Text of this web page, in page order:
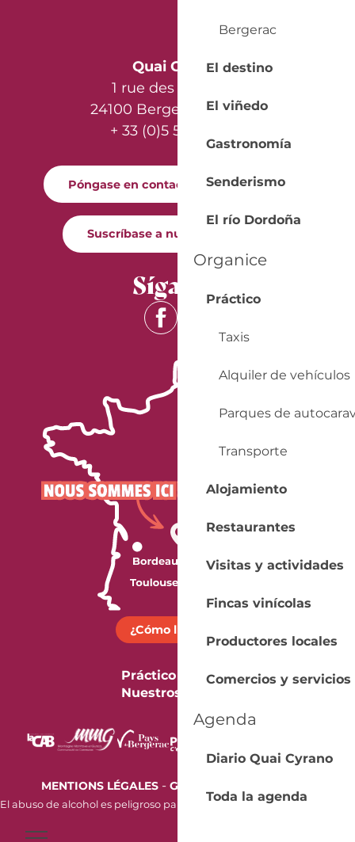
Bergerac
El destino
El viñedo
Gastronomía
Senderismo
El río Dordoña
Organice
Práctico
Taxis
Alquiler de vehículos
Parques de
Transporte
Alojamiento
Restaurantes
Visitas y actividades
Fincas vinícolas
Productores locales
Comercios y servicios
Agenda
Diario Quai Cyrano
Toda la agenda
Quai Cyrano
1 rue des Récollets
24100 Bergerac - France
+ 33 (0)5 53 57 03 11
Póngase en contacto con nosotros
Suscríbase a nuestro boletín
Síganos
¿Cómo llegar?
Práctico
Nuestros folletos
MENTIONS LÉGALES- GESTION DES COOKIES
El abuso de alcohol es peligroso para la salud. Beba con moderación.